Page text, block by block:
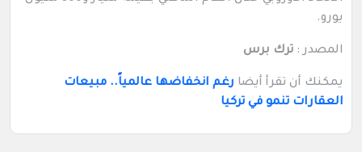
يورو.
المصدر : ترك برس
يمكنك أن تقرأ أيضا رغم انخفاضها عالمياً.. مبيعات
العقارات تنمو في تركيا